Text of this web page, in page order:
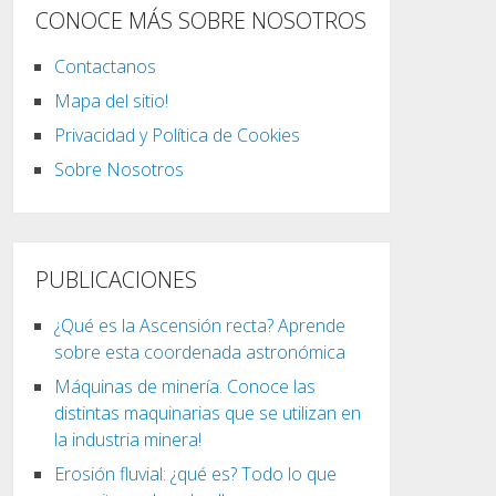
CONOCE MÁS SOBRE NOSOTROS
Contactanos
Mapa del sitio!
Privacidad y Política de Cookies
Sobre Nosotros
PUBLICACIONES
¿Qué es la Ascensión recta? Aprende
sobre esta coordenada astronómica
Máquinas de minería. Conoce las
distintas maquinarias que se utilizan en
la industria minera!
Erosión fluvial: ¿qué es? Todo lo que